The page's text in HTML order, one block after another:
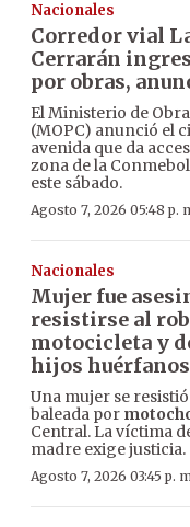
Nacionales
Corredor vial
Cerrarán
por obras,
El Ministerio de
(MOPC) anunció el
avenida que da
zona de la
este sábado.
Agosto 7, 2026 05:48 p.
Nacionales
Mujer fue
resistirse al
motocicleta y
hijos huérfanos
Una mujer se
baleada por
Central. La víctima
madre exige justicia.
Agosto 7, 2026 03:45 p.